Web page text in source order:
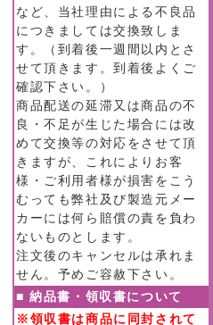
など、当社理由による不良品
につきましては交換致しま
す。（到着後一週間以内とさ
せて頂きます。到着後よくご
確認下さい。）
商品配送の延滞又は商品の不
良・不足が生じた場合には改
めて交換等の対応をさせて頂
きますが、これによりお客
様・ご利用者様が損害をこう
むっても弊社及び製造元メー
カーには何ら賠償の責を負わ
ないものとします。
注文後のキャンセルは承れま
せん。予めご容赦下さい。
■ 納品書・領収書について
※領収書は商品に同封されて